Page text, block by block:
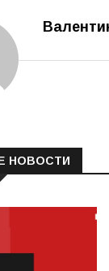
НОВОСТИ